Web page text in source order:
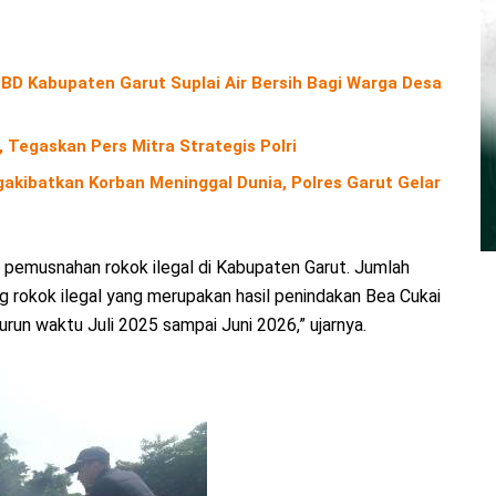
Kabupaten Garut Suplai Air Bersih Bagi Warga Desa
Tegaskan Pers Mitra Strategis Polri
Korban Meninggal Dunia, Polres Garut Gelar
rokok ilegal di Kabupaten Garut. Jumlah
ilegal yang merupakan hasil penindakan Bea Cukai
waktu Juli 2025 sampai Juni 2026,” ujarnya.